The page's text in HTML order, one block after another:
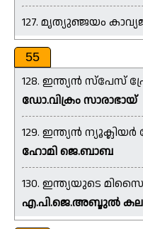
127. മൃത്യുഞ്ജയം
55
128. ഇന്ത്യൻ സ്പേസ്
ഡോ.വിക്രം സാരാഭായ്
129. ഇന്ത്യൻ ന്യൂക്ലിയർ
ഹോമി ജെ.ബാബ
130. ഇന്ത്യയുടെ
എ.പി.ജെ.അബ്ദുൽ